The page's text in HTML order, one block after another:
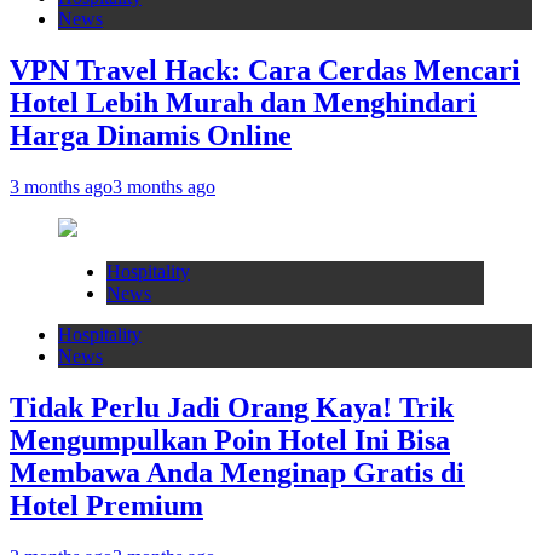
News
VPN Travel Hack: Cara Cerdas Mencari
Hotel Lebih Murah dan Menghindari
Harga Dinamis Online
3 months ago3 months ago
Hospitality
News
Hospitality
News
Tidak Perlu Jadi Orang Kaya! Trik
Mengumpulkan Poin Hotel Ini Bisa
Membawa Anda Menginap Gratis di
Hotel Premium